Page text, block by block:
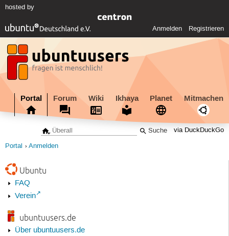
hosted by
Anmelden Registrieren
Portal Forum Wiki Ikhaya Planet Mitmachen
via DuckDuckGo
Portal Anmelden
Ubuntu
FAQ
Verein
ubuntuusers.de
Über ubuntuusers.de